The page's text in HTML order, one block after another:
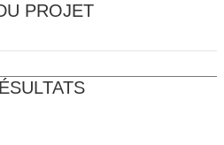
PROJET